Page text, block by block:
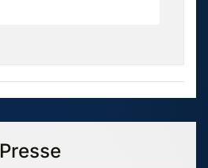
Presse